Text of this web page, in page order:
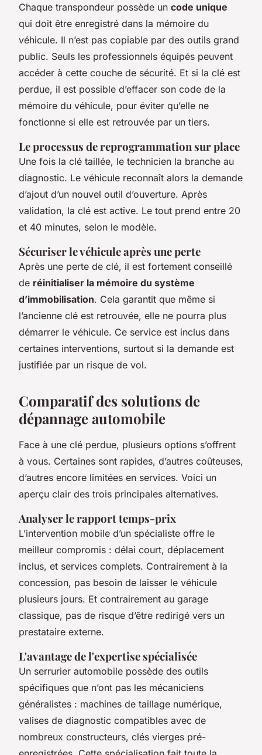
Chaque transpondeur possède un code unique
qui doit être enregistré dans la mémoire du
véhicule. Il n’est pas copiable par des outils grand
public. Seuls les professionnels équipés peuvent
accéder à cette couche de sécurité. Et si la clé est
perdue, il est possible d’effacer son code de la
mémoire du véhicule, pour éviter qu’elle ne
fonctionne si elle est retrouvée par un tiers.
Le processus de reprogrammation sur place
Une fois la clé taillée, le technicien la branche au
diagnostic. Le véhicule reconnaît alors la demande
d’ajout d’un nouvel outil d’ouverture. Après
validation, la clé est active. Le tout prend entre 20
et 40 minutes, selon le modèle.
Sécuriser le véhicule après une perte
Après une perte de clé, il est fortement conseillé
de réinitialiser la mémoire du système
d’immobilisation. Cela garantit que même si
l’ancienne clé est retrouvée, elle ne pourra plus
démarrer le véhicule. Ce service est inclus dans
certaines interventions, surtout si la demande est
justifiée par un risque de vol.
Comparatif des solutions de
dépannage automobile
Face à une clé perdue, plusieurs options s’offrent
à vous. Certaines sont rapides, d’autres coûteuses,
d’autres encore limitées en services. Voici un
aperçu clair des trois principales alternatives.
Analyser le rapport temps-prix
L’intervention mobile d’un spécialiste offre le
meilleur compromis : délai court, déplacement
inclus, et services complets. Contrairement à la
concession, pas besoin de laisser le véhicule
plusieurs jours. Et contrairement au garage
classique, pas de risque d’être redirigé vers un
prestataire externe.
L'avantage de l'expertise spécialisée
Un serrurier automobile possède des outils
spécifiques que n’ont pas les mécaniciens
généralistes : machines de taillage numérique,
valises de diagnostic compatibles avec de
nombreux constructeurs, clés vierges pré-